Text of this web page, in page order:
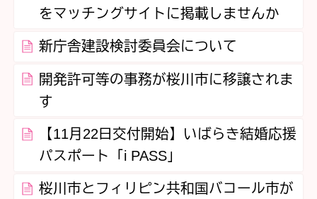
をマッチングサイトに掲載しませんか
新庁舎建設検討委員会について
開発許可等の事務が桜川市に移譲されま
す
【11月22日交付開始】いばらき結婚応援
パスポート「i PASS」
桜川市とフィリピン共和国バコール市が